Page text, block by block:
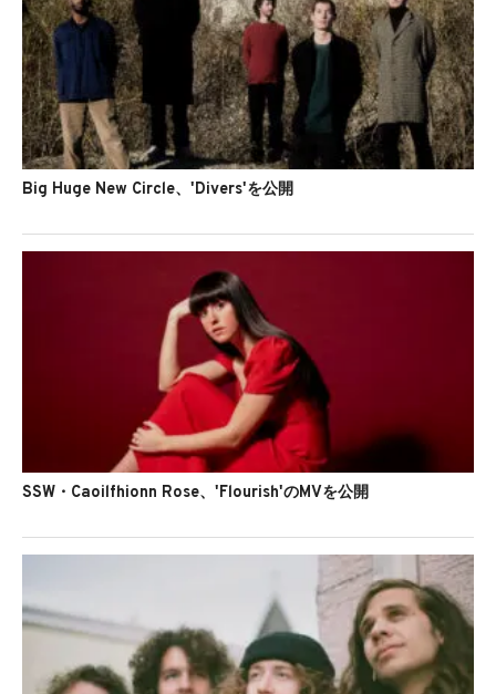
Big Huge New Circle、'Divers'を公開
SSW・Caoilfhionn Rose、'Flourish'のMVを公開